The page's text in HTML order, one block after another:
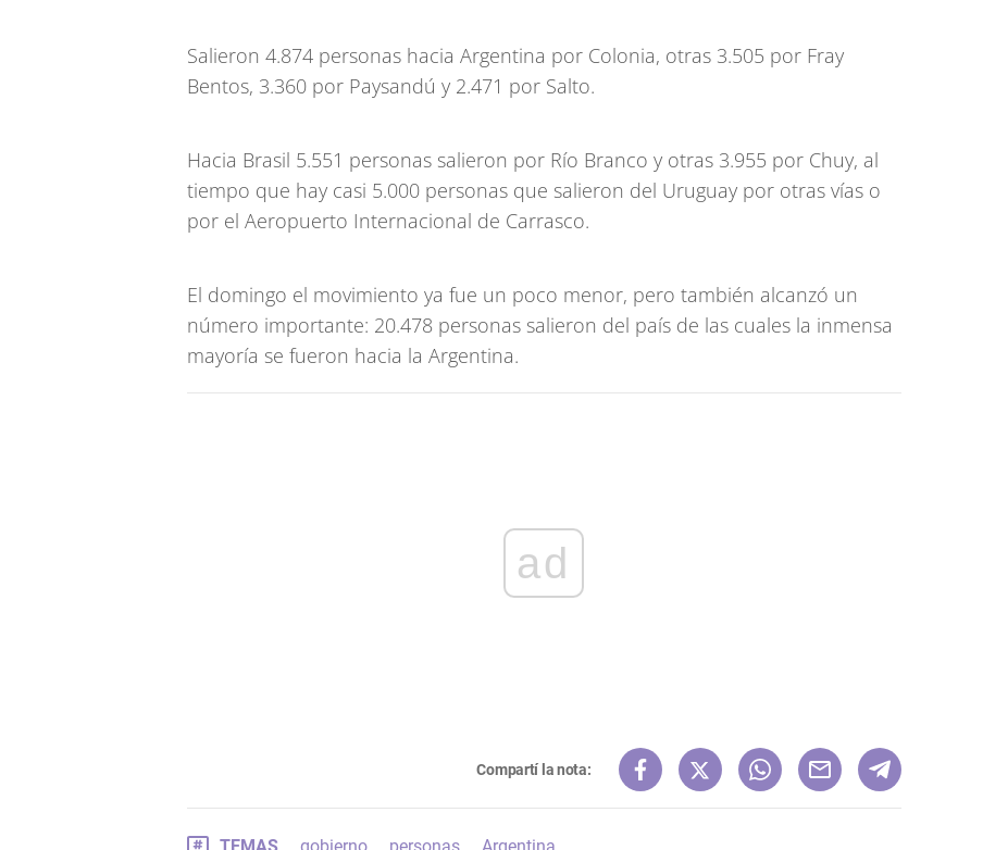
Salieron 4.874 personas hacia Argentina por Colonia, otras 3.505 por Fray
Bentos, 3.360 por Paysandú y 2.471 por Salto.
Hacia Brasil 5.551 personas salieron por Río Branco y otras 3.955 por Chuy, al
tiempo que hay casi 5.000 personas que salieron del Uruguay por otras vías o
por el Aeropuerto Internacional de Carrasco.
El domingo el movimiento ya fue un poco menor, pero también alcanzó un
número importante: 20.478 personas salieron del país de las cuales la inmensa
mayoría se fueron hacia la Argentina.
ad
Compartí la nota: